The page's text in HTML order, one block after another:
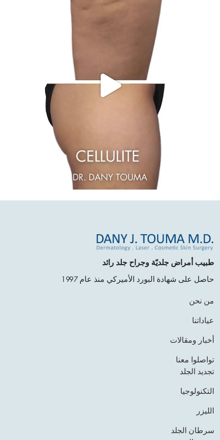
طبيب أمراض جلديّة وجراح جلد رائد
حاصل على شهادة البورد الأميركي منذ عام 1997
من نحن
عياداتنا
أخبار ومقالات
تواصلوا معنا
تجديد الجلد
التكنولوجيا
الليزر
سرطان الجلد